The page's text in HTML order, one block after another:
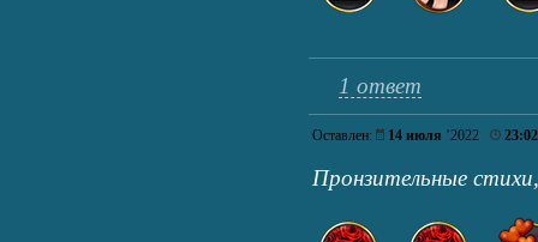
1 ответ
Оставлен: 14 июля ’2022 23:02
Пронзительные